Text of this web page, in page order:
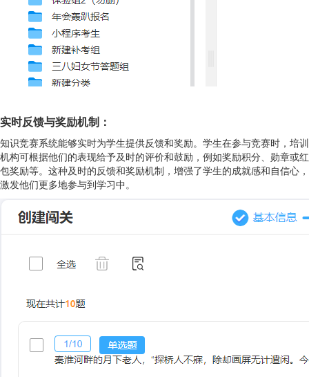
实时反馈与奖励机制：
知识竞赛系统能够实时为学生提供反馈和奖励。学生在参与竞赛时，培训
机构可根据他们的表现给予及时的评价和鼓励，例如奖励积分、勋章或红
包奖励等。这种及时的反馈和奖励机制，增强了学生的成就感和自信心，
激发他们更多地参与到学习中。